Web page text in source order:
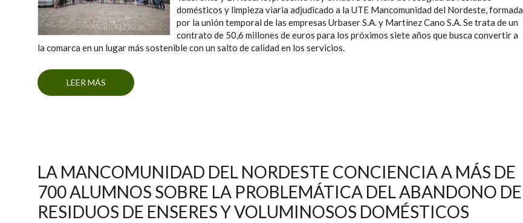
domésticos y limpieza viaria adjudicado a la UTE Mancomunidad del Nordeste, formada
por la unión temporal de las empresas Urbaser S.A. y Martínez Cano S.A. Se trata de un
contrato de 50,6 millones de euros para los próximos siete años que busca convertir a
la comarca en un lugar más sostenible con un salto de calidad en los servicios.
LEER MÁS
SOBRE LA MANCOMUNIDAD DEL NORDESTE PRESENTA SU NUEVO SERVICIO DE RECOGIDA DE
LA MANCOMUNIDAD DEL NORDESTE CONCIENCIA A MÁS DE
700 ALUMNOS SOBRE LA PROBLEMÁTICA DEL ABANDONO DE
RESIDUOS DE ENSERES Y VOLUMINOSOS DOMÉSTICOS